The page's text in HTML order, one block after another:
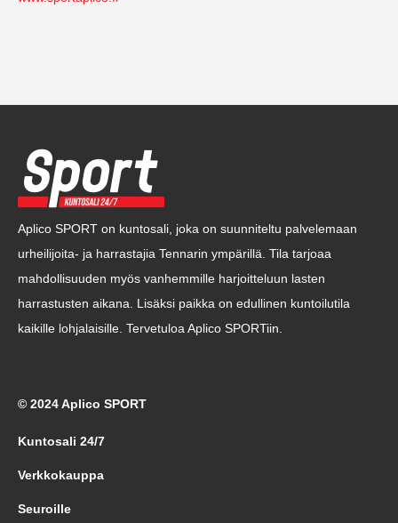
Aplico SPORT on kuntosali, joka on suunniteltu palvelemaan
urheilijoita- ja harrastajia Tennarin ympärillä. Tila tarjoaa
mahdollisuuden myös vanhemmille harjoitteluun lasten
harrastusten aikana. Lisäksi paikka on edullinen kuntoilutila
kaikille lohjalaisille. Tervetuloa Aplico SPORTiin.
© 2024 Aplico SPORT
Kuntosali 24/7
Verkkokauppa
Seuroille